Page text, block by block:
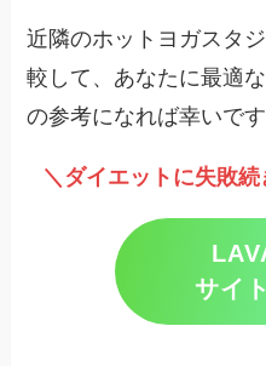
近隣のホットヨガスタ
較して、あなたに最適
の参考になれば幸いです
＼ダイエットに失敗
サイ